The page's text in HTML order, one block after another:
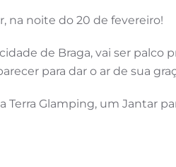
na noite do 20 de fevereiro!
de Braga, vai ser palco
para dar o ar de sua
Glamping, um Jantar